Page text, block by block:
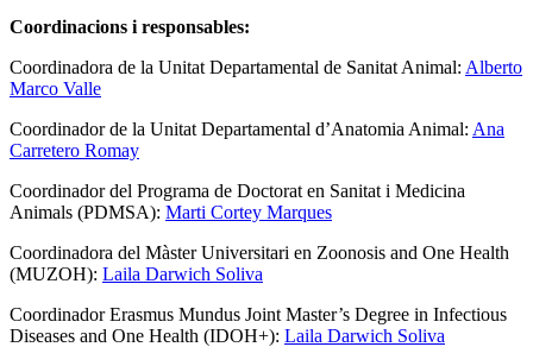
Coordinacions i responsables:
Coordinadora de la Unitat Departamental de Sanitat Animal: Alberto
Marco Valle
Coordinador de la Unitat Departamental d’Anatomia Animal: Ana
Carretero Romay
Coordinador del Programa de Doctorat en Sanitat i Medicina
Animals (PDMSA): Marti Cortey Marques
Coordinadora del Màster Universitari en Zoonosis and One Health
(MUZOH): Laila Darwich Soliva
Coordinador Erasmus Mundus Joint Master’s Degree in Infectious
Diseases and One Health (IDOH+): Laila Darwich Soliva